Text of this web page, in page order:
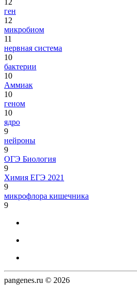
12
ген
12
микробиом
11
нервная система
10
бактерии
10
Аммиак
10
геном
10
ядро
9
нейроны
9
ОГЭ Биология
9
Химия ЕГЭ 2021
9
микрофлора кишечника
9
pangenes.ru © 2026